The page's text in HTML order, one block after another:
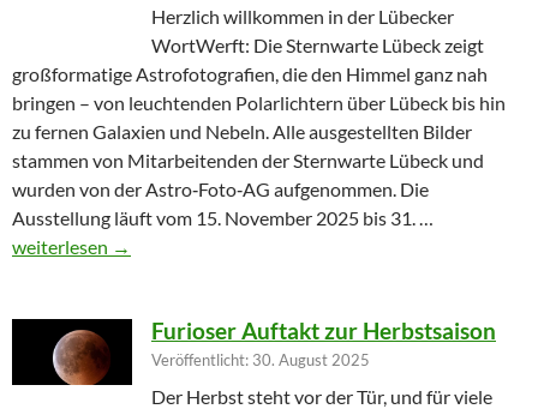
Herzlich willkommen in der Lübecker
WortWerft: Die Sternwarte Lübeck zeigt
großformatige Astrofotografien, die den Himmel ganz nah
bringen – von leuchtenden Polarlichtern über Lübeck bis hin
zu fernen Galaxien und Nebeln. Alle ausgestellten Bilder
stammen von Mitarbeitenden der Sternwarte Lübeck und
wurden von der Astro‑Foto‑AG aufgenommen. Die
Ausstellung läuft vom 15. November 2025 bis 31. …
Zwischen Wort und Weltall – Abheben erwünscht!
weiterlesen →
Furioser Auftakt zur Herbstsaison
Veröffentlicht: 30. August 2025
Der Herbst steht vor der Tür, und für viele